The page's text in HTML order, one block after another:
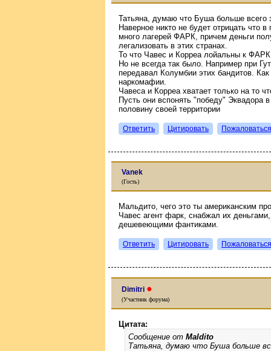
Татьяна, думаю что Буша больше всего
Наверное никто не будет отрицать что
много лагерей ФАРК, причем деньги
легализовать в этих странах.
То что Чавес и Корреа лойальны к ФАРК
Но не всегда так было. Например при
передавал Колумбии этих бандитов.
наркомафии.
Чавеса и Корреа хватает только на то
Пусть они вспонять "победу" Эквадора
половину своей территории
Ответить Цитировать Пожаловаться
Vanek
(Гость)
Мальдито, чего это ты американским
Чавес агент фарк, снабжал их
дешевеющими фантиками.
Ответить Цитировать Пожаловаться
Dimitri ●
(Участник форума)
Цитата:
Сообщение от Maldito
Татьяна, думаю что Буша больше